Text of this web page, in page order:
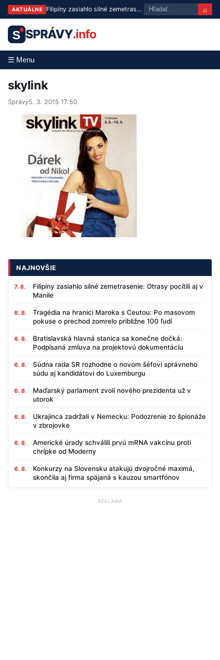
AKTUÁLNE Filipíny zasiahlo silné zemetrasenie: Otrasy pocítili aj v Manile ⌕
S SPRÁVY.info
☰ Menu
skylink
Správy5. 3. 2015 17:50
NAJNOVŠIE
7. 8.
Filipíny zasiahlo silné zemetrasenie: Otrasy pocítili aj v
Manile
6. 8.
Tragédia na hranici Maroka s Ceutou: Po masovom
pokuse o prechod zomrelo približne 100 ľudí
6. 8.
Bratislavská hlavná stanica sa konečne dočká:
Podpísaná zmluva na projektovú dokumentáciu
6. 8.
Súdna rada SR rozhodne o novom šéfovi správneho
súdu aj kandidátovi do Luxemburgu
6. 8.
Maďarský parlament zvolí nového prezidenta už v
utorok
6. 8.
Ukrajinca zadržali v Nemecku: Podozrenie zo špionáže
v zbrojovke
6. 8.
Americké úrady schválili prvú mRNA vakcínu proti
chrípke od Moderny
6. 8.
Konkurzy na Slovensku atakujú dvojročné maximá,
skončila aj firma spájaná s kauzou smartfónov
REKLAMA